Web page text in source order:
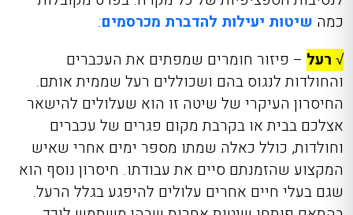
כמה שיטות יעילות להדברת מכרסמים:
√ רעל – פיזור חומרים שמפתים את העכברים
והחולדות לנגוס בהם ושכוללים רעל שממית אותם.
החיסרון העיקרי של שיטה זו הוא שעלולים להישאר
אצלכם בבית או בקרבת מקום פגרים של עכברים
וחולדות, כולל כאלה שמתו מספר ימים אחרי שאיש
המקצוע שהזמנתם סיים את עבודתו. חיסרון נוסף הוא
שגם בעלי חיים אחרים עלולים להיפגע בגלל הרעל.